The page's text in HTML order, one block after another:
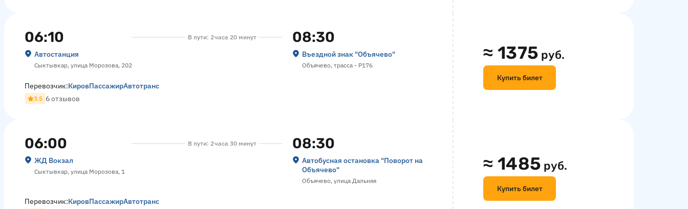
06:10
Автостанция
Сыктывкар, улица Морозова, 202
В пути: 2 часа 20 минут 08:30
Въездной знак "Объячево"
Объячево, трасса - Р176
≈1375 руб.
Купить билет
Перевозчик:КировПассажирАвтотранс
3.5 6 отзывов
06:00
ЖД Вокзал
Сыктывкар, улица Морозова, 1
В пути: 2 часа 30 минут 08:30
Автобусная остановка "Поворот на
Объячево"
Объячево, улица Дальняя
≈1485 руб.
Купить билет
Перевозчик:КировПассажирАвтотранс